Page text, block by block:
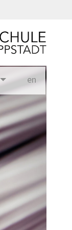
en glish